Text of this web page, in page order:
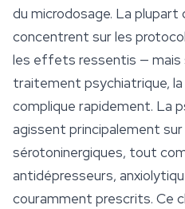
du microdosage. La plupart
concentrent sur les
les effets ressentis — mais
traitement psychiatrique,
complique rapidement. La
agissent principalement
sérotoninergiques, tout
antidépresseurs,
couramment prescrits. Ce